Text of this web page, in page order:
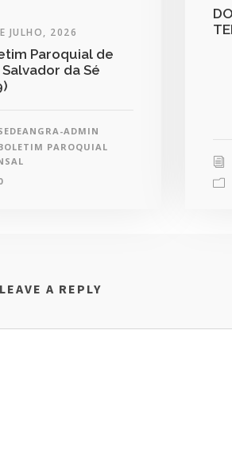
JULHO, 2026
Paroquial de
Salvador da Sé
ADMIN
PAROQUIAL
LEAVE A REPLY